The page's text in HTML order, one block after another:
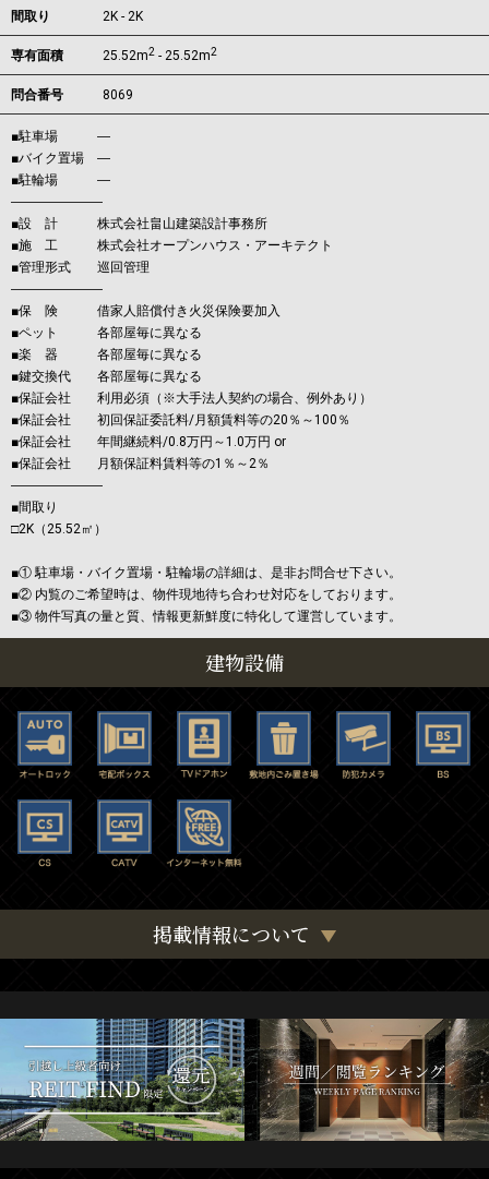
間取り 2K - 2K
専有面積 25.52m2 - 25.52m2
問合番号 8069
■駐車場 ―
■バイク置場 ―
■駐輪場 ―
―――――――
■設 計 株式会社畠山建築設計事務所
■施 工 株式会社オープンハウス・アーキテクト
■管理形式 巡回管理
―――――――
■保 険 借家人賠償付き火災保険要加入
■ペット 各部屋毎に異なる
■楽 器 各部屋毎に異なる
■鍵交換代 各部屋毎に異なる
■保証会社 利用必須（※大手法人契約の場合、例外あり）
■保証会社 初回保証委託料/月額賃料等の20％～100％
■保証会社 年間継続料/0.8万円～1.0万円 or
■保証会社 月額保証料賃料等の1％～2％
―――――――
■間取り
□2K（25.52㎡）
■① 駐車場・バイク置場・駐輪場の詳細は、是非お問合せ下さい。
■② 内覧のご希望時は、物件現地待ち合わせ対応をしております。
■③ 物件写真の量と質、情報更新鮮度に特化して運営しています。
建物設備
掲載情報について